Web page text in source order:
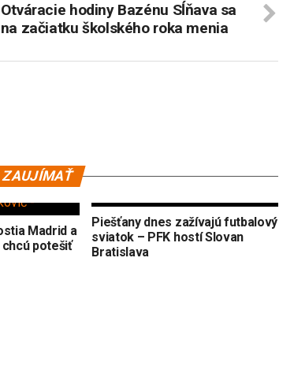
Otváracie hodiny Bazénu Sĺňava sa
na začiatku školského roka menia
ZAUJÍMAŤ
Madrid a
potešiť
Piešťany dnes zažívajú futbalový
sviatok – PFK hostí Slovan
Bratislava